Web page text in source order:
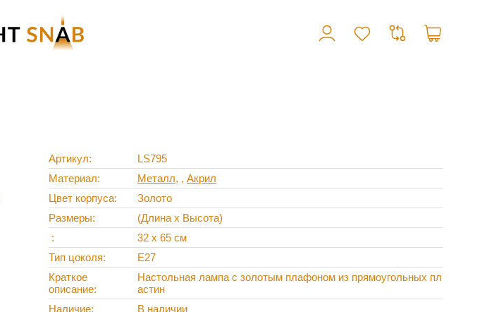
Артикул
LS795
Материал
Металл , Акрил
Цвет корпуса
Золото
Размеры
(Длина х Высота)
32 х 65 см
Тип цоколя
E27
Краткое
описание
Настольная лампа с золотым плафоном из прямоугольных пл
астин
Наличие
В наличии